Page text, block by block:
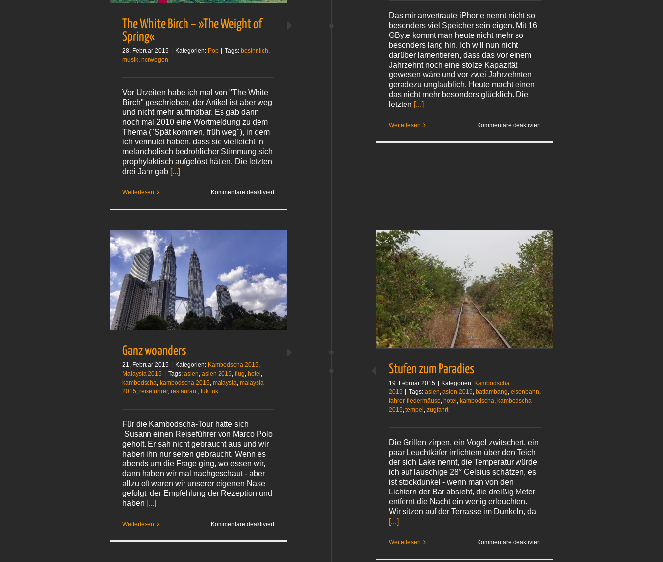
The White Birch – »The Weight of
Spring«
28. Februar 2015 Kategorien: Pop Tags: besinnlich,
musik, norwegen
Vor Urzeiten habe ich mal von "The White
Birch" geschrieben, der Artikel ist aber weg
und nicht mehr auffindbar. Es gab dann
noch mal 2010 eine Wortmeldung zu dem
Thema ("Spät kommen, früh weg"), in dem
ich vermutet haben, dass sie vielleicht in
melancholisch bedrohlicher Stimmung sich
prophylaktisch aufgelöst hätten. Die letzten
drei Jahr gab [...]
Weiterlesen Kommentare deaktiviertfür
»The
Das mir anvertraute iPhone nennt nicht so
besonders viel Speicher sein eigen. Mit 16
GByte kommt man heute nicht mehr so
besonders lang hin. Ich will nun nicht
darüber lamentieren, dass das vor einem
Jahrzehnt noch eine stolze Kapazität
gewesen wäre und vor zwei Jahrzehnten
geradezu unglaublich. Heute macht einen
das nicht mehr besonders glücklich. Die
letzten [...]
Weiterlesen Kommentare deaktiviertfür
Ganz woanders
21. Februar 2015 | Kategorien: Kambodscha 2015
Malaysia 2015 | Tags: asien asien 2015 flug hotel
kambodscha kambodscha 2015 malaysia malaysia
2015 reiseführer, restaurant tuk tuk
Für die Kambodscha-Tour hatte sich
Susann einen Reiseführer von Marco Polo
geholt. Er sah nicht gebraucht aus und wir
haben ihn nur selten gebraucht. Wenn es
abends um die Frage ging, wo essen wir,
dann haben wir mal nachgeschaut - aber
allzu oft waren wir unserer eigenen Nase
gefolgt, der Empfehlung der Rezeption und
haben [...]
Weiterlesen Kommentare deaktiviertfür
Stufen zum Paradies
Kambodscha 2015
Stufen zum Paradies
19. Februar 2015 | Kategorien: Kambodscha
2015 | Tags: asien asien 2015 battambang eisenbahn
fahrer, fledermäuse hotel kambodscha kambodscha
2015 tempel zugfahrt
Die Grillen zirpen, ein Vogel zwitschert, ein
paar Leuchtkäfer irrlichtern über den Teich
der sich Lake nennt, die Temperatur würde
ich auf lauschige 28° Celsius schätzen, es
ist stockdunkel - wenn man von den
Lichtern der Bar absieht, die dreißig Meter
entfernt die Nacht ein wenig erleuchten.
Wir sitzen auf der Terrasse im Dunkeln, da
[...]
Weiterlesen Kommentare deaktiviertfür